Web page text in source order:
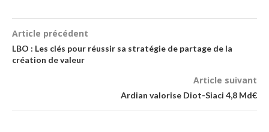
Article précédent
LBO : Les clés pour réussir sa stratégie de partage de la
création de valeur
Article suivant
Ardian valorise Diot-Siaci 4,8 Md€